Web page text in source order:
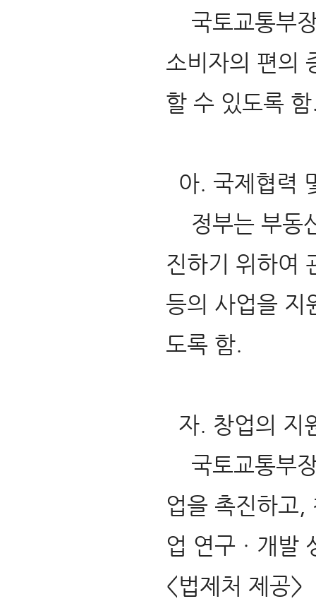
국토교통부
소비자의 편의
할 수 있도록
아. 국제협력
정부는 부동
진하기 위하여
등의 사업을 지
도록 함.
자. 창업의 지
국토교통부
업을 촉진하고,
업 연구ㆍ개발
<법제처 제공>